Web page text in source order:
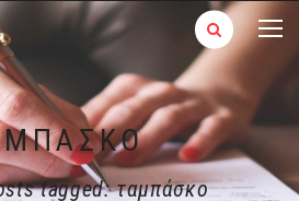
tagged: ταμπάσκο